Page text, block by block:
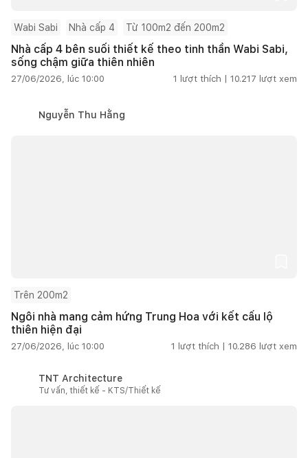
Wabi Sabi Nhà cấp 4 Từ 100m2 đến 200m2
Nhà cấp 4 bên suối thiết kế theo tinh thần Wabi Sabi,
sống chậm giữa thiên nhiên
27/06/2026, lúc 10:00 1 lượt thích | 10.217 lượt xem
Nguyễn Thu Hằng
Trên 200m2
Ngôi nhà mang cảm hứng Trung Hoa với kết cấu lộ
thiên hiện đại
27/06/2026, lúc 10:00 1 lượt thích | 10.286 lượt xem
TNT Architecture
Tư vấn, thiết kế - KTS/Thiết kế